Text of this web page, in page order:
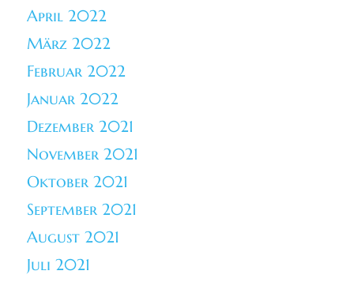
April 2022
März 2022
Februar 2022
Januar 2022
Dezember 2021
November 2021
Oktober 2021
September 2021
August 2021
Juli 2021